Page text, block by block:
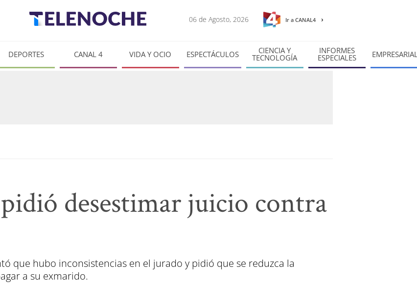
06 de Agosto, 2026 Ir a CANAL4
DEPORTES CANAL 4 VIDA Y OCIO ESPECTÁCULOS CIENCIA Y
TECNOLOGÍA
INFORMES
ESPECIALES
desestimar juicio contra
que hubo inconsistencias en el jurado y pidió que se reduzca la
a su exmarido.